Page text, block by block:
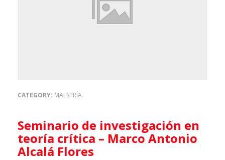
CATEGORY: MAESTRÍA
Seminario de investigación en
teoría crítica – Marco Antonio
Alcalá Flores